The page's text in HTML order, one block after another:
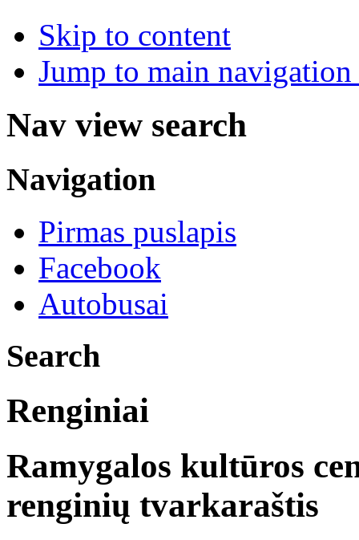
Skip to content
Jump to main
Nav view search
Navigation
Pirmas puslapis
Facebook
Autobusai
Search
Renginiai
Ramygalos kultūros
renginių tvarkaraštis